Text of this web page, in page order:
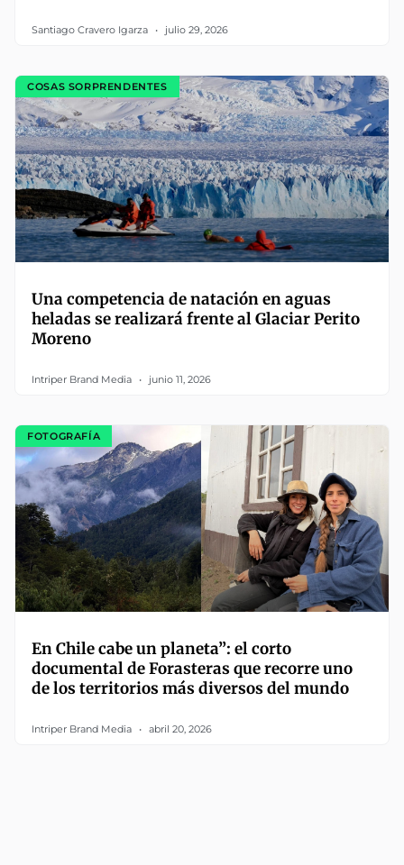
Santiago Cravero Igarza julio 29, 2026
COSAS SORPRENDENTES
Una competencia de natación en aguas
heladas se realizará frente al Glaciar Perito
Moreno
Intriper Brand Media junio 11, 2026
FOTOGRAFÍA
En Chile cabe un planeta”: el corto
documental de Forasteras que recorre uno
de los territorios más diversos del mundo
Intriper Brand Media abril 20, 2026